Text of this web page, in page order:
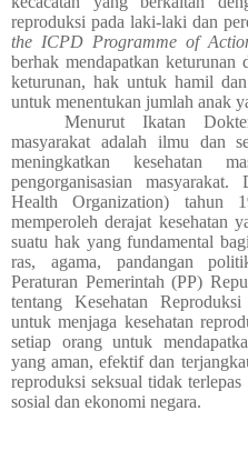
reproduksi pada laki-laki dan
the ICPD Programme of
berhak mendapatkan keturunan
keturunan, hak untuk hamil
untuk menentukan jumlah anak
Menurut Ikatan
masyarakat adalah ilmu dan
meningkatkan kesehatan
pengorganisasian
Health Organization) tahun
memperoleh derajat kesehatan
suatu hak yang fundamental
ras, agama, pandangan
Peraturan Pemerintah (PP)
tentang Kesehatan
untuk menjaga kesehatan
setiap orang untuk
yang aman, efektif dan
reproduksi seksual tidak
sosial dan ekonomi negara.